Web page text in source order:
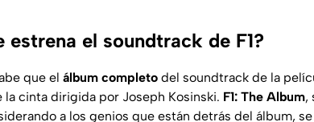
estrena el soundtrack de F1?
que el álbum completo del soundtrack de la
la cinta dirigida por Joseph Kosinski. F1: The Album,
a los genios que están detrás del álbum,